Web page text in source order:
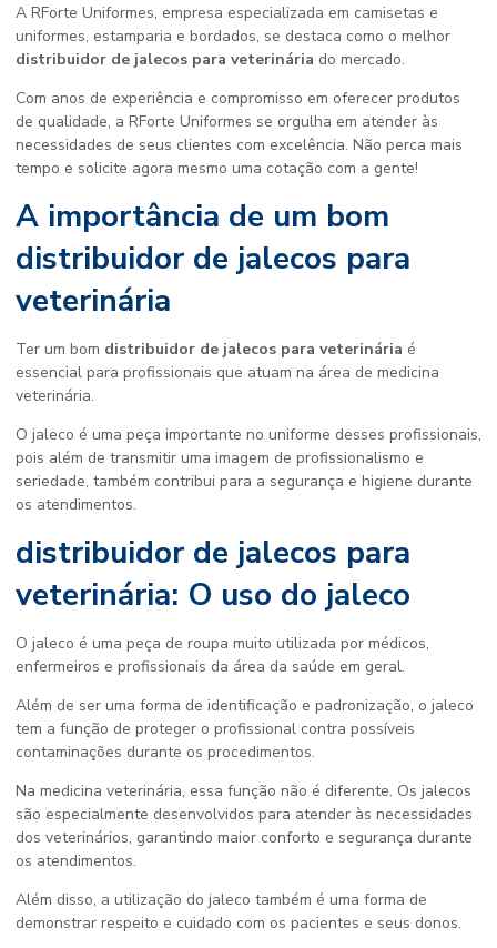
A RForte Uniformes, empresa especializada em camisetas e
uniformes, estamparia e bordados, se destaca como o melhor
distribuidor de jalecos para veterinária do mercado.
Com anos de experiência e compromisso em oferecer produtos
de qualidade, a RForte Uniformes se orgulha em atender às
necessidades de seus clientes com excelência. Não perca mais
tempo e solicite agora mesmo uma cotação com a gente!
A importância de um bom
distribuidor de jalecos para
veterinária
Ter um bom distribuidor de jalecos para veterinária é
essencial para profissionais que atuam na área de medicina
veterinária.
O jaleco é uma peça importante no uniforme desses profissionais,
pois além de transmitir uma imagem de profissionalismo e
seriedade, também contribui para a segurança e higiene durante
os atendimentos.
distribuidor de jalecos para
veterinária: O uso do jaleco
O jaleco é uma peça de roupa muito utilizada por médicos,
enfermeiros e profissionais da área da saúde em geral.
Além de ser uma forma de identificação e padronização, o jaleco
tem a função de proteger o profissional contra possíveis
contaminações durante os procedimentos.
Na medicina veterinária, essa função não é diferente. Os jalecos
são especialmente desenvolvidos para atender às necessidades
dos veterinários, garantindo maior conforto e segurança durante
os atendimentos.
Além disso, a utilização do jaleco também é uma forma de
demonstrar respeito e cuidado com os pacientes e seus donos.